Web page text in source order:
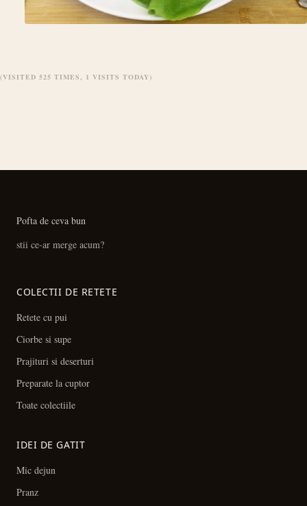
(VISITED 525 TIMES, 1 VISITS TODAY)
Pofta de ceva bun
stii ce-ar merge acum?
COLECTII DE RETETE
Retete cu pui
Ciorbe si supe
Prajituri si deserturi
Preparate la cuptor
Toate colectiile
IDEI DE GATIT
Mic dejun
Pranz